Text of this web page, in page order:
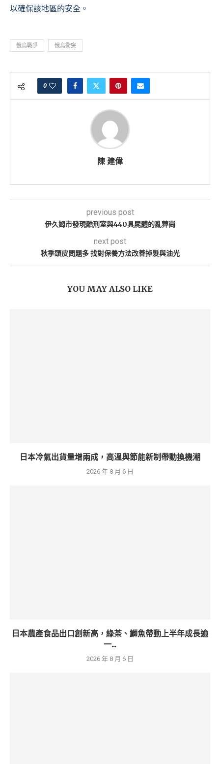
以確保該地區的安全。
俄烏戰爭 俄烏衝突
0
陳 建偉
previous post
伊久姆市發現酷刑室與440具屍體的亂葬崗
next post
秋季頭皮問題多 找對保養方法改善掉髮與油光
YOU MAY ALSO LIKE
日本冷氣出貨量增兩成，高溫與節能新制帶動換機潮
2026 年 8 月 6 日
日本農產食品出口創新高，綠茶、鰤魚帶動上半年成長逾
一...
2026 年 8 月 6 日